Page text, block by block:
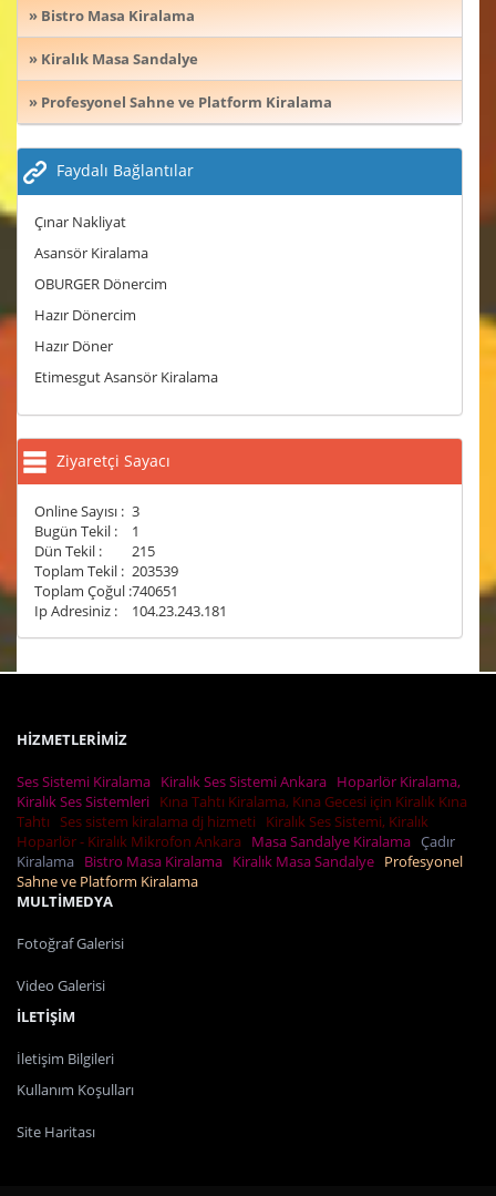
» Bistro Masa Kiralama
» Kiralık Masa Sandalye
» Profesyonel Sahne ve Platform Kiralama
Faydalı Bağlantılar
Çınar Nakliyat
Asansör Kiralama
OBURGER Dönercim
Hazır Dönercim
Hazır Döner
Etimesgut Asansör Kiralama
Ziyaretçi Sayacı
Online Sayısı : 3
Bugün Tekil :
1
Dün Tekil :
215
Toplam Tekil : 203539
Toplam Çoğul :740651
Ip Adresiniz :
104.23.243.181
HİZMETLERİMİZ
Ses Sistemi Kiralama Kiralık Ses Sistemi Ankara Hoparlör Kiralama,
Kiralık Ses Sistemleri Kına Tahtı Kiralama, Kına Gecesi için Kiralık Kına
Tahtı
Ses sistem kiralama dj hizmeti
Kiralık Ses Sistemi, Kiralık
Hoparlör - Kiralık Mikrofon Ankara
Masa Sandalye Kiralama Çadır
Kiralama Bistro Masa Kiralama Kiralık Masa Sandalye Profesyonel
Sahne ve Platform Kiralama
MULTİMEDYA
Fotoğraf Galerisi
Video Galerisi
İLETİŞİM
İletişim Bilgileri
Kullanım Koşulları
Site Haritası